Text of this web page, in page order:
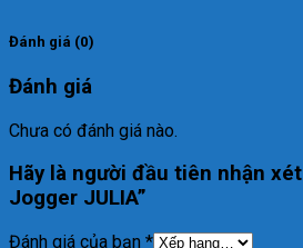
Đánh giá (0)
Đánh giá
Chưa có đánh giá nào.
Hãy là người đầu tiên nhận xét
Jogger JULIA”
Đánh giá của bạn *